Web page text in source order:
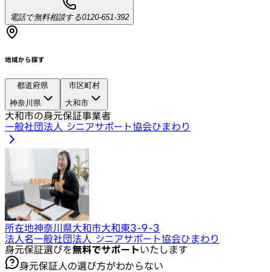
電話で無料相談する0120-651-392
地域から探す
都道府県
神奈川県
市区町村
大和市
大和市の身元保証事業者
一般社団法人 シニアサポート協会ひまわり
所在地神奈川県大和市大和東3-9-3
法人名一般社団法人 シニアサポート協会ひまわり
身元保証選びを無料でサポートいたします
身元保証人の選び方がわからない